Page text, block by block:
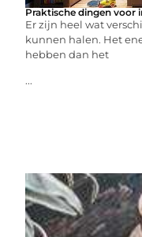
Praktische dingen voor
Er zijn heel wat
kunnen halen. Het
hebben dan het
...